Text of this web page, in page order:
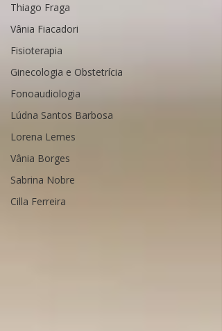
Thiago Fraga
Vânia Fiacadori
Fisioterapia
Ginecologia e Obstetrícia
Fonoaudiologia
Lúdna Santos Barbosa
Lorena Lemes
Vânia Borges
Sabrina Nobre
Cilla Ferreira